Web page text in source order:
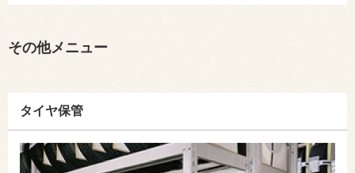
その他メニュー
タイヤ保管